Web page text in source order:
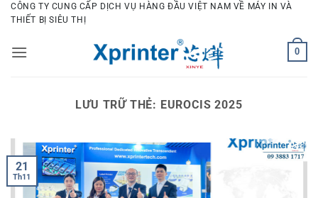
Bỏ
qua
dung
CÔNG TY CUNG CẤP DỊCH VỤ HÀNG ĐẦU VIỆT NAM VỀ MÁY IN VÀ
THIẾT BỊ SIÊU THỊ
0
LƯU TRỮ THẺ: EUROCIS 2025
21
Th11